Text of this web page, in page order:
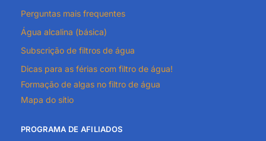
Perguntas mais frequentes
Água alcalina (básica)
Subscrição de filtros de água
Dicas para as férias com filtro de água!
Formação de algas no filtro de água
Mapa do sítio
PROGRAMA DE AFILIADOS